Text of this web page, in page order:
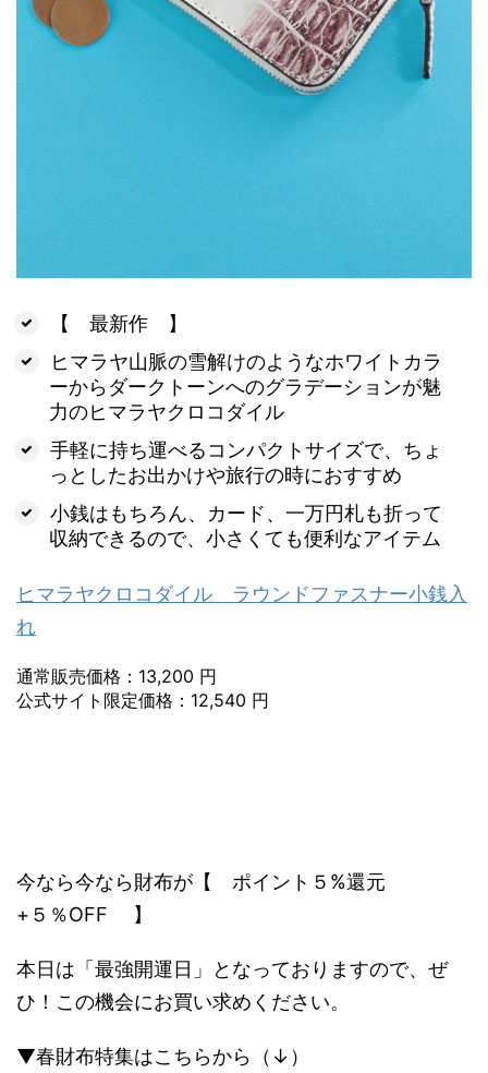
【 最新作 】
ヒマラヤ山脈の雪解けのようなホワイトカラ
ーからダークトーンへのグラデーションが魅
力のヒマラヤクロコダイル
手軽に持ち運べるコンパクトサイズで、ちょ
っとしたお出かけや旅行の時におすすめ
小銭はもちろん、カード、一万円札も折って
収納できるので、小さくても便利なアイテム
ヒマラヤクロコダイル ラウンドファスナー小銭入
れ
通常販売価格：13,200 円
公式サイト限定価格：12,540 円
今なら今なら財布が【 ポイント５%還元
+５％OFF 】
本日は「最強開運日」となっておりますので、ぜ
ひ！この機会にお買い求めください。
▼春財布特集はこちらから（↓）